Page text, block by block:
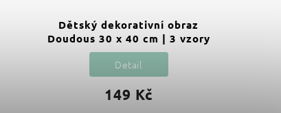
Dětský dekorativní obraz
Doudous 30 x 40 cm | 3 vzory
149 Kč
Detail